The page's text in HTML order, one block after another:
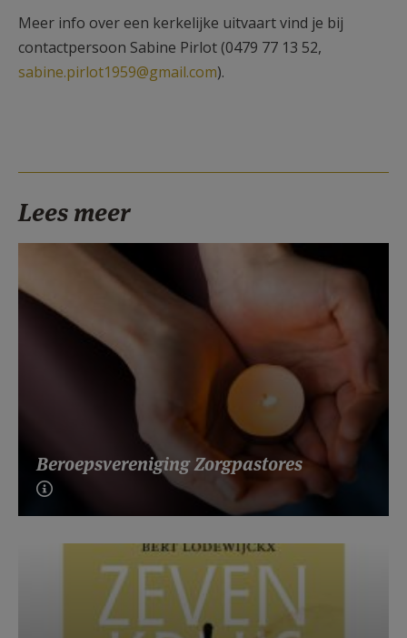
Meer info over een kerkelijke uitvaart vind je bij
contactpersoon Sabine Pirlot (0479 77 13 52,
sabine.pirlot1959@gmail.com).
Lees meer
Beroepsvereniging Zorgpastores